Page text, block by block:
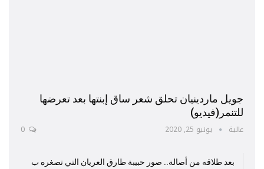
جويل ماردينيان تحلق شعر ساق إبنتها بعد تعرضها
للتنمر(فيديو)
عالية يونيو 25, 2020
بعد طلاقه من أصالة.. صور حبيبة طارق العريان التي تصغره ب